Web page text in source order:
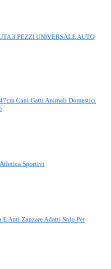
3 PEZZI UNIVERSALE AUTO
Cani Gatti Animali Domestici
Atletica Sportivi
Anti Zanzare Adatti Solo Per